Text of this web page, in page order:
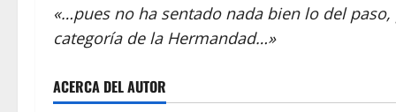
«…pues no ha sentado nada bien lo del
categoría de la Hermandad…»
ACERCA DEL AUTOR